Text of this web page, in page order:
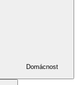
Domácnost